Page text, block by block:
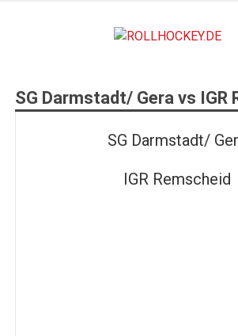
SG Darmstadt/ Gera vs IGR
SG Darmstadt/
IGR Remscheid